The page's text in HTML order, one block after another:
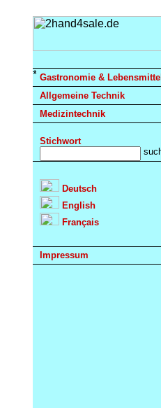
Gastronomie & Lebensmittel
Allgemeine Technik
Medizintechnik
Stichwort
Deutsch
English
Français
Impressum